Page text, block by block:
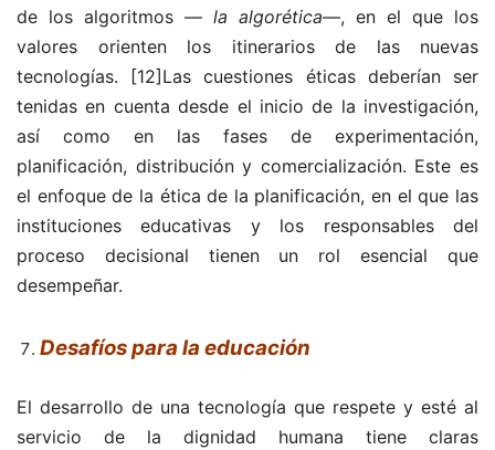
de los algoritmos — la algorética—, en el que los
valores orienten los itinerarios de las nuevas
tecnologías.
[12]Las cuestiones éticas deberían ser
tenidas en cuenta desde el inicio de la investigación,
así como en las fases de experimentación,
planificación, distribución y comercialización. Este es
el enfoque de la ética de la planificación, en el que las
instituciones educativas y los responsables del
proceso decisional tienen un rol esencial que
desempeñar.
Desafíos para la educación
El desarrollo de una tecnología que respete y esté al
servicio de la dignidad humana tiene claras